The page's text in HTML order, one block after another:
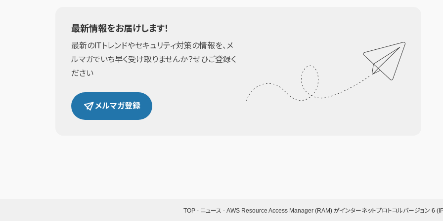
最新情報をお届けします！
最新のITトレンドやセキュリティ対策の情報を、メ
ルマガでいち早く受け取りませんか？ぜひご登録く
ださい
メルマガ登録
TOP - ニュース - AWS Resource Access Manager (RAM) がインターネットプロトコルバージョン 6